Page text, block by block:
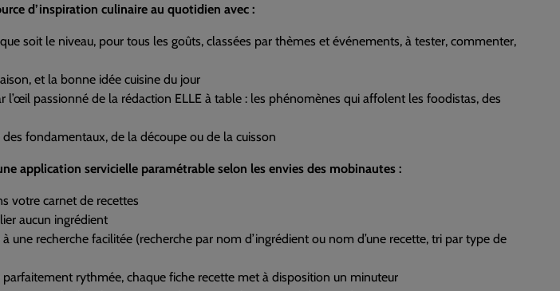
d’inspiration culinaire au quotidien avec :
soit le niveau, pour tous les goûts, classées par thèmes et événements, à tester, commenter,
et la bonne idée cuisine du jour
l’œil passionné de la rédaction ELLE à table : les phénomènes qui affolent les foodistas, des
fondamentaux, de la découpe ou de la cuisson
application servicielle paramétrable selon les envies des mobinautes :
votre carnet de recettes
aucun ingrédient
une recherche facilitée (recherche par nom d’ingrédient ou nom d’une recette, tri par type de
parfaitement rythmée, chaque fiche recette met à disposition un minuteur